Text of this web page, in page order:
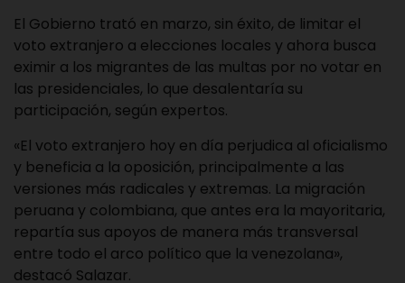
El Gobierno trató en marzo, sin éxito, de limitar el
voto extranjero a elecciones locales y ahora busca
eximir a los migrantes de las multas por no votar en
las presidenciales, lo que desalentaría su
participación, según expertos.
«El voto extranjero hoy en día perjudica al oficialismo
y beneficia a la oposición, principalmente a las
versiones más radicales y extremas. La migración
peruana y colombiana, que antes era la mayoritaria,
repartía sus apoyos de manera más transversal
entre todo el arco político que la venezolana»,
destacó Salazar.